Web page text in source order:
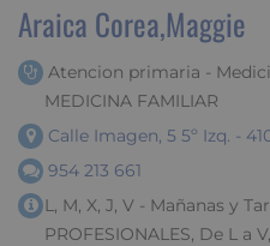
Araica Corea,Maggie
Atencion primaria -
MEDICINA FAMILIAR
Calle Imagen, 5 5º Izq. -
954 213 661
L, M, X, J, V - Mañanas y
PROFESIONALES, De L a